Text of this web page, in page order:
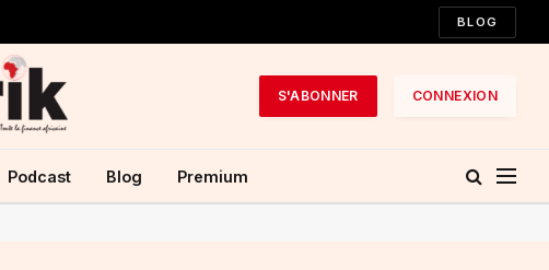
BLOG
S'ABONNER CONNEXION
Podcast Blog Premium